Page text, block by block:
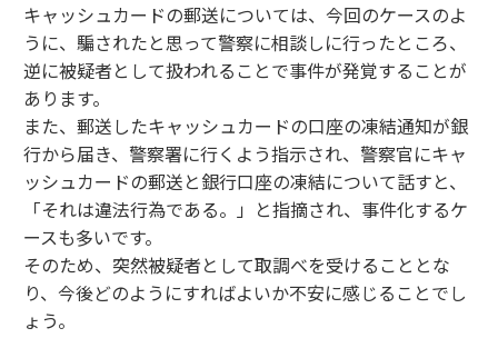
キャッシュカードの郵送については、今回のケースのよ
うに、騙されたと思って警察に相談しに行ったところ、
逆に被疑者として扱われることで事件が発覚することが
あります。
また、郵送したキャッシュカードの口座の凍結通知が銀
行から届き、警察署に行くよう指示され、警察官にキャ
ッシュカードの郵送と銀行口座の凍結について話すと、
「それは違法行為である。」と指摘され、事件化するケ
ースも多いです。
そのため、突然被疑者として取調べを受けることとな
り、今後どのようにすればよいか不安に感じることでし
ょう。